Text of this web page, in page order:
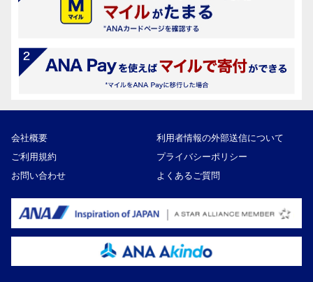
会社概要
利用者情報の外部送信について
ご利用規約
プライバシーポリシー
お問い合わせ
よくあるご質問